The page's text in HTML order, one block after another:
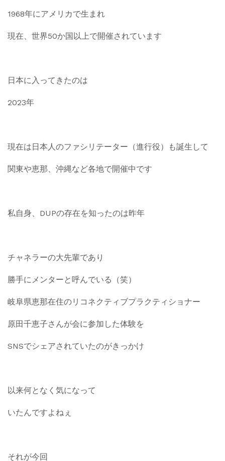
1968年にアメリカで生まれ
現在、世界50か国以上で開催されています
日本に入ってきたのは
2023年
現在は日本人のファシリテーター（進行役）も誕生して
関東や恵那、沖縄など各地で開催中です
私自身、DUPの存在を知ったのは昨年
チャネラーの大先輩であり
勝手にメンターと呼んでいる（笑）
岐阜県恵那在住のリコネクティブプラクティショナー
原田千恵子さんが会に参加した体験を
SNSでシェアされていたのがきっかけ
以来何となく気になって
いたんですよねぇ
それが今回